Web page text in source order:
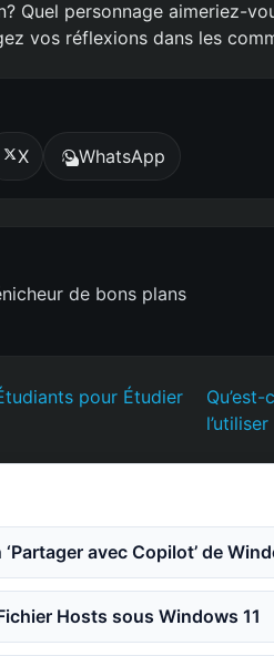
Quel personnage aimeriez-
vos réflexions dans les
X WhatsApp
de bons plans
pour Étudier
l’utiliser
avec Copilot’ de
Hosts sous Windows 11